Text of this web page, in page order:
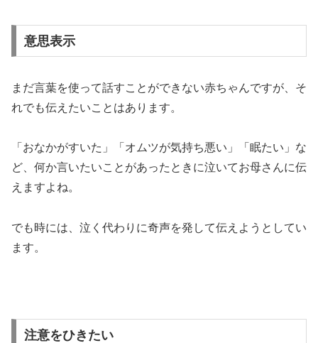
意思表示
まだ言葉を使って話すことができない赤ちゃんですが、そ
れでも伝えたいことはあります。
「おなかがすいた」「オムツが気持ち悪い」「眠たい」な
ど、何か言いたいことがあったときに泣いてお母さんに伝
えますよね。
でも時には、泣く代わりに奇声を発して伝えようとしてい
ます。
注意をひきたい